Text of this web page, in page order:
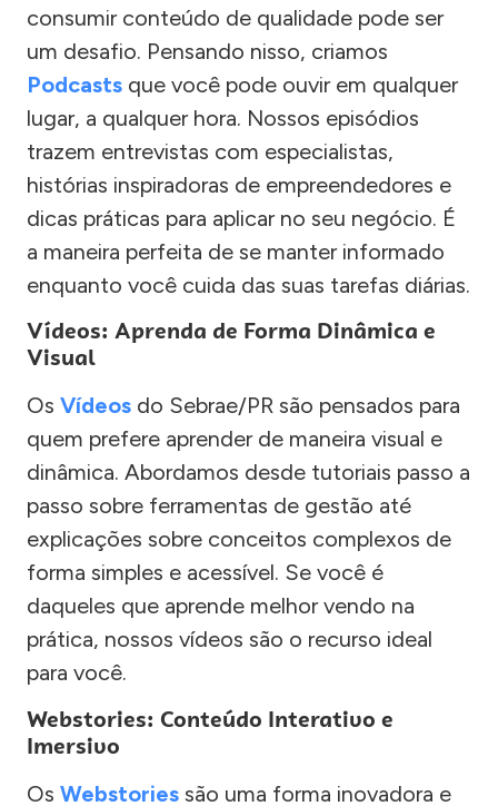
consumir conteúdo de qualidade pode ser
um desafio. Pensando nisso, criamos
Podcasts que você pode ouvir em qualquer
lugar, a qualquer hora. Nossos episódios
trazem entrevistas com especialistas,
histórias inspiradoras de empreendedores e
dicas práticas para aplicar no seu negócio. É
a maneira perfeita de se manter informado
enquanto você cuida das suas tarefas diárias.
Vídeos: Aprenda de Forma Dinâmica e
Visual
Os Vídeos do Sebrae/PR são pensados para
quem prefere aprender de maneira visual e
dinâmica. Abordamos desde tutoriais passo a
passo sobre ferramentas de gestão até
explicações sobre conceitos complexos de
forma simples e acessível. Se você é
daqueles que aprende melhor vendo na
prática, nossos vídeos são o recurso ideal
para você.
Webstories: Conteúdo Interativo e
Imersivo
Os Webstories são uma forma inovadora e